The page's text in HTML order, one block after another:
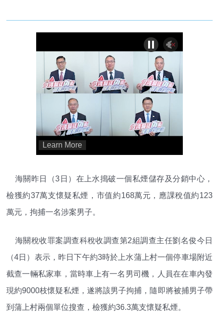
海關昨日（3日）在上水搗破一個私煙儲存及分銷中心，
檢獲約37萬支懷疑私煙，市值約168萬元，應課稅值約123
萬元，拘捕一名涉案男子。
海關稅收罪案調查科稅收調查第2組調查主任劉名俊今日
（4日）表示，昨日下午約3時於上水蒲上村一個停車場附近
截查一輛私家車，當時車上有一名男司機，人員在在車內發
現約9000枝懷疑私煙，遂將該男子拘捕，隨即將被捕男子帶
到蒲上村兩個單位搜查，檢獲約36.3萬支懷疑私煙。